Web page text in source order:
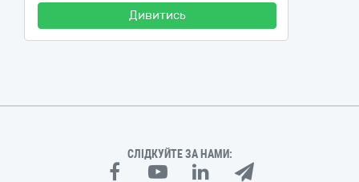
Дивитись
СЛІДКУЙТЕ ЗА НАМИ: